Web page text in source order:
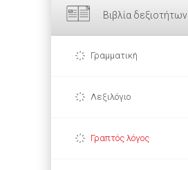
Βιβλία δεξιοτήτων
Γραμματική
Λεξιλόγιο
Γραπτός λόγος